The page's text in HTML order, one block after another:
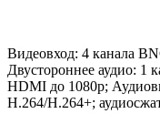
Видеовход: 4 канала
Двустороннее аудио: 1
HDMI до 1080p;
H.264/H.264+;